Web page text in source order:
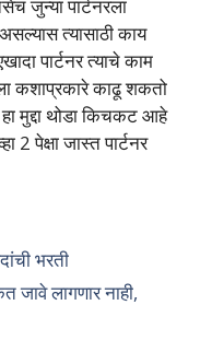
जुन्या पार्टनरला
त्यासाठी काय
पार्टनर त्याचे काम
कशाप्रकारे काढू शकतो
मुद्दा थोडा किचकट आहे
2 पेक्षा जास्त पार्टनर
भरती
जावे लागणार नाही,